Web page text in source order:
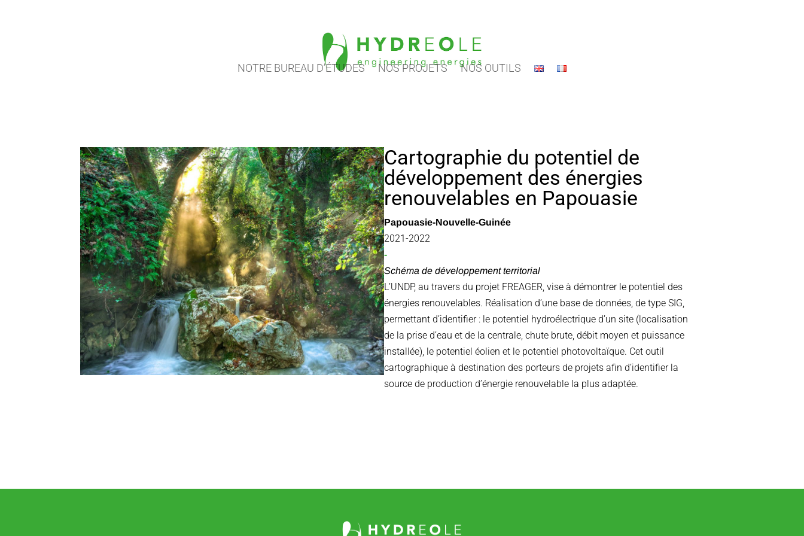
NOTRE BUREAU D’ÉTUDES NOS PROJETS NOS OUTILS
Cartographie du potentiel de
développement des énergies
renouvelables en Papouasie
Papouasie-Nouvelle-Guinée
2021-2022
-
Schéma de développement territorial
L’UNDP, au travers du projet FREAGER, vise à démontrer le potentiel des
énergies renouvelables. Réalisation d’une base de données, de type SIG,
permettant d’identifier : le potentiel hydroélectrique d’un site (localisation
de la prise d’eau et de la centrale, chute brute, débit moyen et puissance
installée), le potentiel éolien et le potentiel photovoltaïque. Cet outil
cartographique à destination des porteurs de projets afin d’identifier la
source de production d’énergie renouvelable la plus adaptée.